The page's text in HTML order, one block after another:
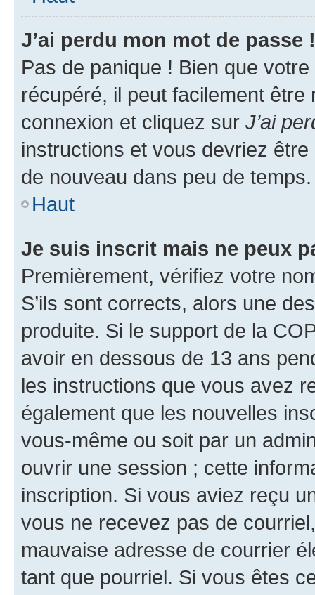
J’ai perdu mon mot de passe !
Pas de panique ! Bien que
récupéré, il peut facilement
connexion et cliquez sur J’ai
instructions et vous devriez
de nouveau dans peu de temps.
Haut
Je suis inscrit mais ne peux
Premièrement, vérifiez votre
S’ils sont corrects, alors une
produite. Si le support de la
avoir en dessous de 13 ans
les instructions que vous avez
également que les nouvelles
vous-même ou soit par un
ouvrir une session ; cette
inscription. Si vous aviez reçu
vous ne recevez pas de
mauvaise adresse de courrier
tant que pourriel. Si vous êtes